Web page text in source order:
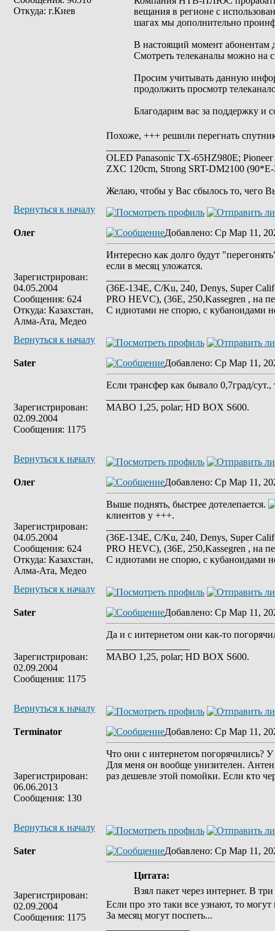
Откуда: г.Киев
вещания в регионе с
шагах мы дополнительно
В настоящий момент абонентам
Смотреть телеканалы можно на
Просим учитывать данную
продолжить просмотр
Благодарим вас за поддержку и
Похоже, +++ решили перегнать
OLED Panasonic TX-65HZ980E;
ZXC 120cm, Strong SRT-DM2100
Желаю, чтобы у Вас сбылось то, чего
Вернуться к началу
Олег
Зарегистрирован:
04.05.2004
Сообщения: 624
Откуда: Казахстан,
Алма-Ата, Медео
Добавлено: Ср Мар 11,
Интересно как долго будут
если в месяц уложатся.
(36E-134E, C/Ku, 240, Denys, Super
PRO HEVC), (36E, 250,Kassegren , на
С идиотами не спорю, с кубаноидами
Вернуться к началу
Sater
Зарегистрирован:
02.09.2004
Сообщения: 1175
Добавлено: Ср Мар 11,
Если трансфер как бывало 0,7град/сут.,
MABO 1,25, polar; HD BOX S600.
Вернуться к началу
Олег
Зарегистрирован:
04.05.2004
Сообщения: 624
Откуда: Казахстан,
Алма-Ата, Медео
Добавлено: Ср Мар 11,
Выше поднять, быстрее дотелепается.
клиентов у +++.
(36E-134E, C/Ku, 240, Denys, Super
PRO HEVC), (36E, 250,Kassegren , на
С идиотами не спорю, с кубаноидами
Вернуться к началу
Sater
Зарегистрирован:
02.09.2004
Сообщения: 1175
Добавлено: Ср Мар 11,
Да и с интернетом они как-то
MABO 1,25, polar; HD BOX S600.
Вернуться к началу
Tеrminatоr
Зарегистрирован:
06.06.2013
Сообщения: 130
Добавлено: Ср Мар 11,
Что они с интернетом погорячились?
Для меня он вообще унизителен.
раз дешевле этой помойки. Если кто
Вернуться к началу
Sater
Зарегистрирован:
02.09.2004
Сообщения: 1175
Добавлено: Ср Мар 11,
Цитата:
Взял пакет через интернет. В
Если про это таки все узнают, то
За месяц могут поспеть...